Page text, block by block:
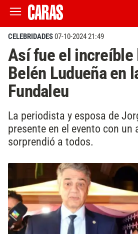
CELEBRIDADES07-10-2024 21:49
Así fue el increíble
Belén Ludueña en
Fundaleu
La periodista y esposa de
presente en el evento con un
sorprendió a todos.